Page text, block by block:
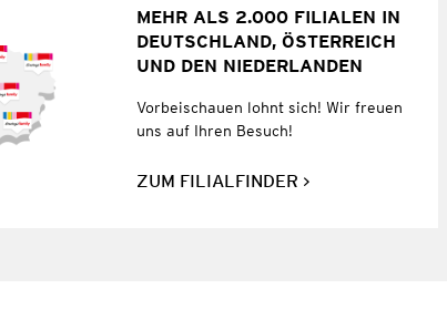
MEHR ALS 2.000 FILIALEN IN
DEUTSCHLAND, ÖSTERREICH
UND DEN NIEDERLANDEN
Vorbeischauen lohnt sich! Wir freuen
uns auf Ihren Besuch!
ZUM FILIALFINDER